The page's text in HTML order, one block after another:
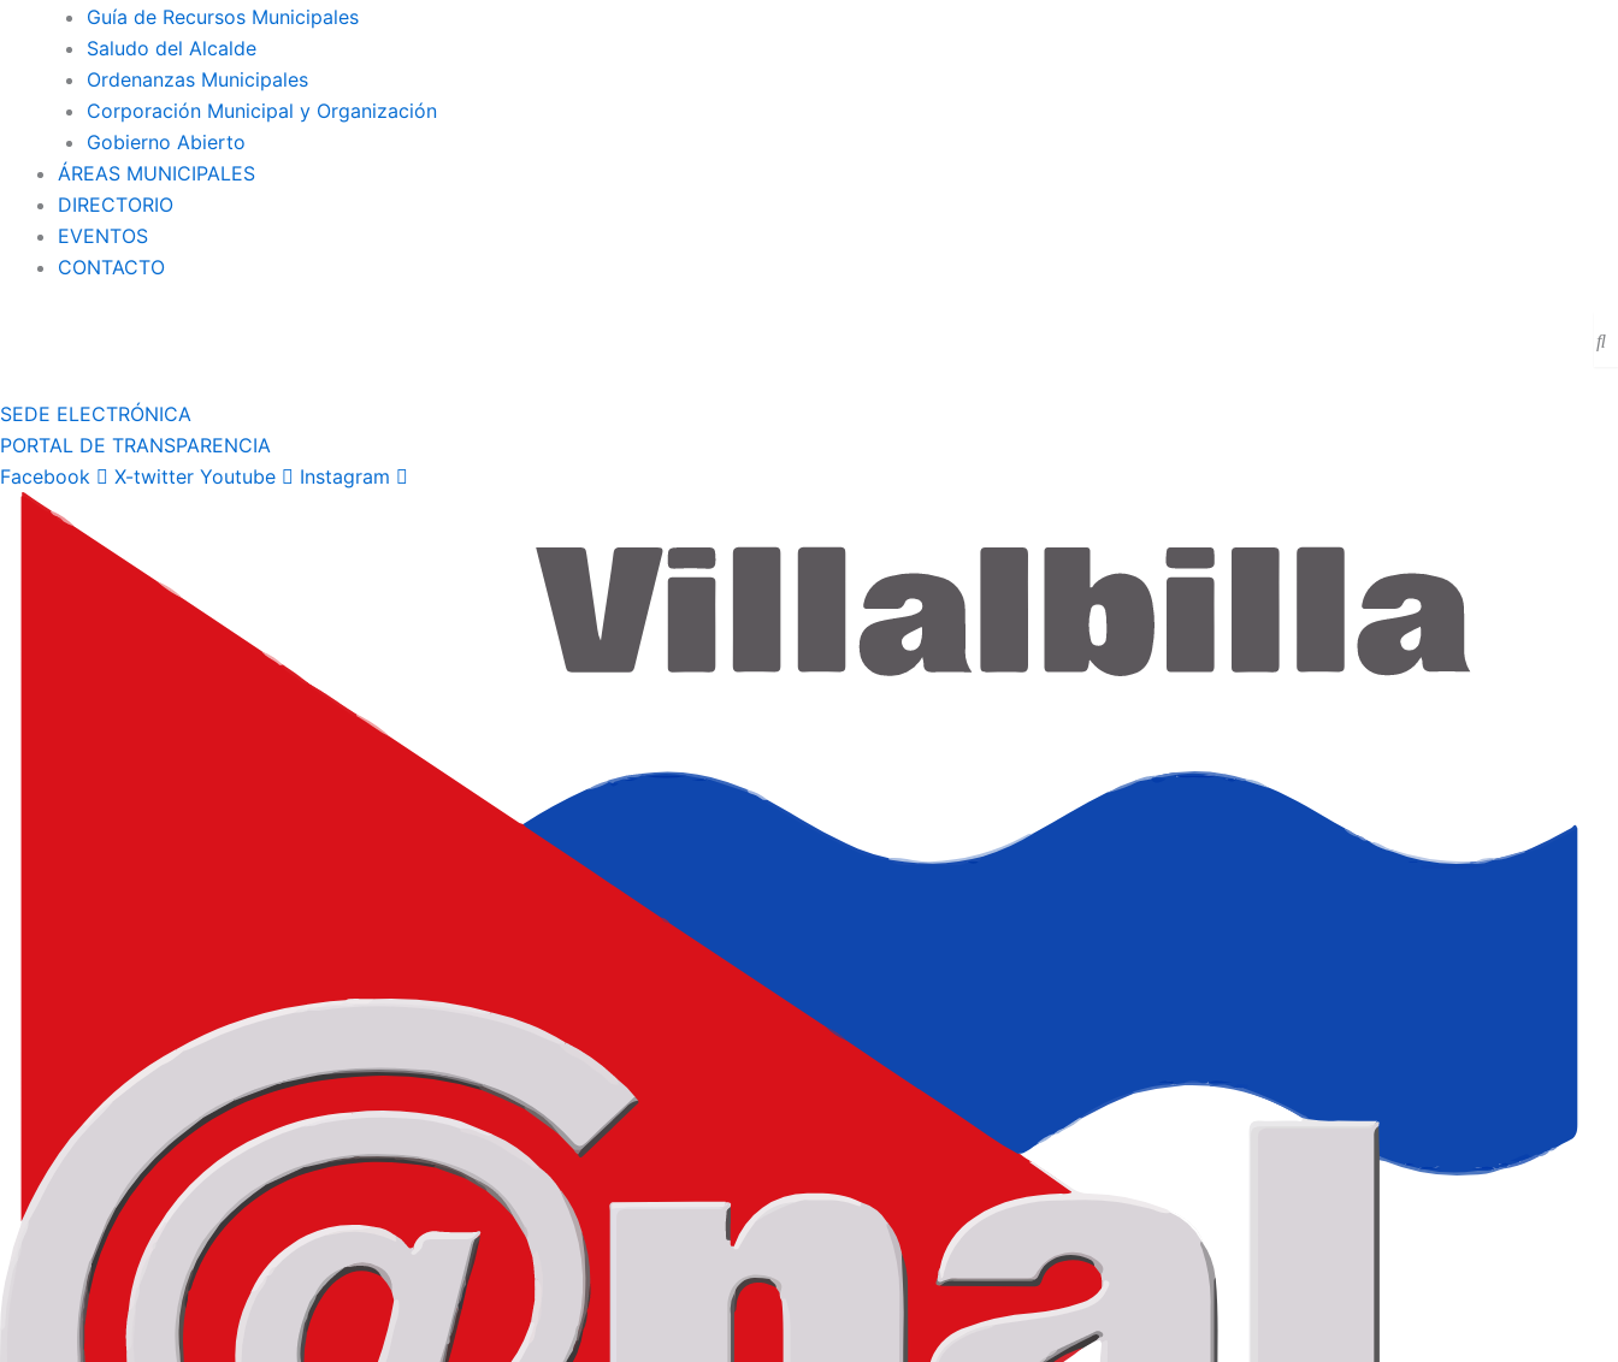
Guía de Recursos Municipales
Saludo del Alcalde
Ordenanzas Municipales
Corporación Municipal y Organización
Gobierno Abierto
ÁREAS MUNICIPALES
DIRECTORIO
EVENTOS
CONTACTO
SEDE ELECTRÓNICA
PORTAL DE TRANSPARENCIA
Facebook
X-twitter Youtube Instagram